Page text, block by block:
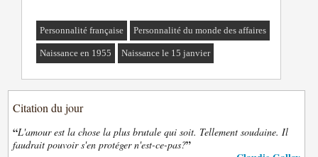
Personnalité française Personnalité du monde des affaires
Naissance en 1955 Naissance le 15 janvier
Citation du jour
“L'amour est la chose la plus brutale qui soit. Tellement soudaine. Il
faudrait pouvoir s'en protéger n'est-ce-pas?”